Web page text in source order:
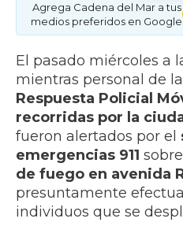
Agrega Cadena del Mar a tus
medios preferidos en Google
El pasado miércoles a
mientras personal de la
Respuesta Policial
recorridas por la
fueron alertados por el
emergencias 911 sobre
de fuego en avenida
presuntamente
individuos que se